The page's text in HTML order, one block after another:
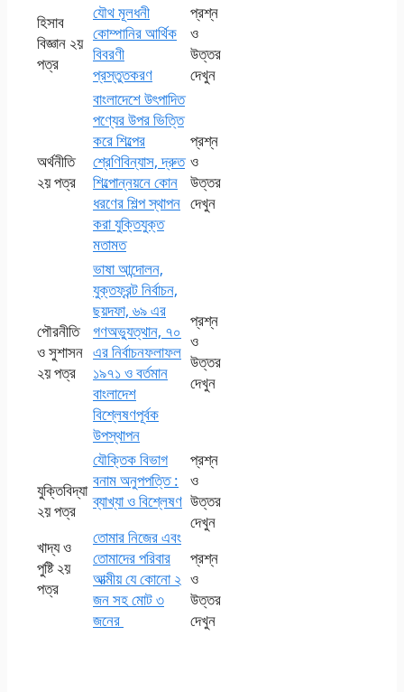
হিসাব
বিজ্ঞান ২য়
পত্র
যৌথ মূলধনী
কোম্পানির আর্থিক
বিবরণী
প্রস্তুতকরণ
প্রশ্ন
ও
উত্তর
দেখুন
অর্থনীতি
২য় পত্র
বাংলাদেশে উৎপাদিত
পণ্যের উপর ভিত্তি
করে শিল্পের
শ্রেণিবিন্যাস, দ্রুত
শিল্পোন্নয়নে কোন
ধরণের শিল্প স্থাপন
করা যুক্তিযুক্ত
মতামত
প্রশ্ন
ও
উত্তর
দেখুন
পৌরনীতি
ও সুশাসন
২য় পত্র
ভাষা আন্দোলন,
যুক্তফ্রন্ট নির্বাচন,
ছয়দফা, ৬৯ এর
গণঅভ্যুত্থান, ৭০
এর নির্বাচনফলাফল
১৯৭১ ও বর্তমান
বাংলাদেশ
বিশ্লেষণপূর্বক
উপস্থাপন
প্রশ্ন
ও
উত্তর
দেখুন
যুক্তিবিদ্যা
২য় পত্র
খাদ্য ও
পুষ্টি ২য়
পত্র
যৌক্তিক বিভাগ
বনাম অনুপপত্তি :
ব্যাখ্যা ও বিশ্লেষণ
তােমার নিজের এবং
তােমাদের পরিবার
আত্মীয় যে কোনাে ২
জন সহ মােট ৩
জনের
প্রশ্ন
ও
উত্তর
দেখুন
প্রশ্ন
ও
উত্তর
দেখুন